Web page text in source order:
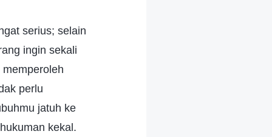
serius; selain
ingin sekali
perlu
jatuh ke
kekal.